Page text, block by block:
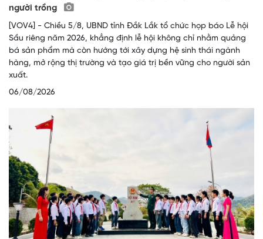
người trồng
[VOV4] - Chiều 5/8, UBND tỉnh Đắk Lắk tổ chức họp báo Lễ hội
Sầu riêng năm 2026, khẳng định lễ hội không chỉ nhằm quảng
bá sản phẩm mà còn hướng tới xây dựng hệ sinh thái ngành
hàng, mở rộng thị trường và tạo giá trị bền vững cho người sản
xuất.
06/08/2026